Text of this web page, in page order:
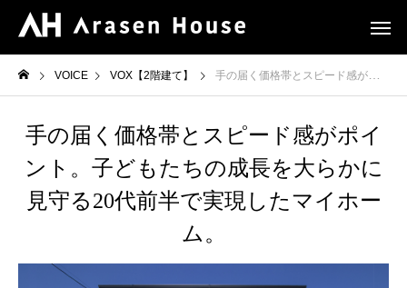
VOICE VOX【2階建て】 手の届く価格帯とスピード感がポイント。子どもたちの成長を大らかに見守る20代前半で実現したマイホーム。
手の届く価格帯とスピード感がポイ
ント。子どもたちの成長を大らかに
見守る20代前半で実現したマイホー
ム。